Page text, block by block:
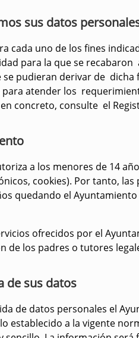
sus datos
cada uno de los fines
para la que se
pudieran derivar de
atender los
concreto, consulte el
a los menores de 14
cookies). Por tanto,
quedando el
ofrecidos por el
de los padres o tutores
de sus datos
de datos personales el
establecido a la vigente